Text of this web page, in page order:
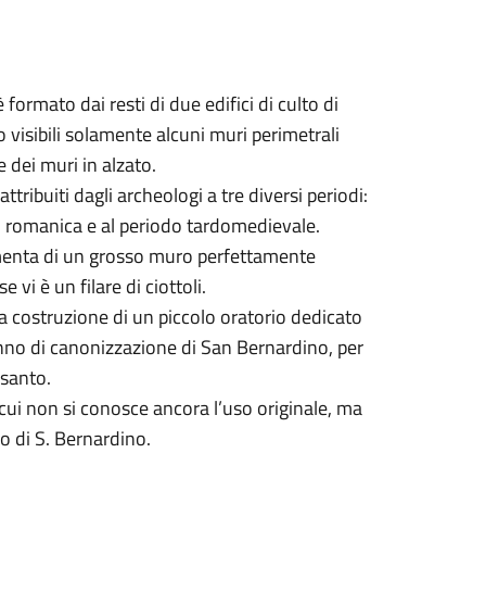
formato dai resti di due edifici di culto di
visibili solamente alcuni muri perimetrali
dei muri in alzato.
dagli archeologi a tre diversi periodi:
e al periodo tardomedievale.
di un grosso muro perfettamente
vi è un filare di ciottoli.
costruzione di un piccolo oratorio dedicato
di canonizzazione di San Bernardino, per
non si conosce ancora l’uso originale, ma
di S. Bernardino.